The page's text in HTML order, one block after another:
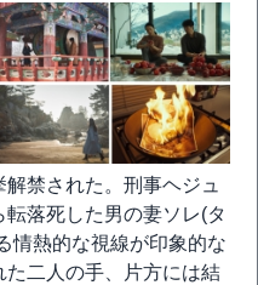
禁された。刑事ヘジュ
落死した男の妻ソレ(タ
情熱的な視線が印象的な
二人の手、片方には結